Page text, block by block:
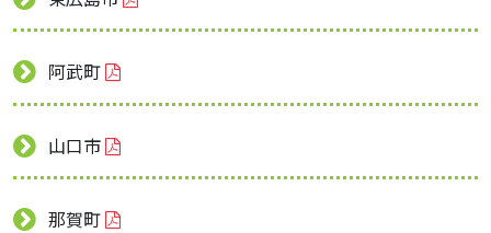
阿武町
山口市
那賀町